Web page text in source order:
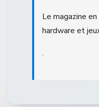
Le magazine
hardware et
.